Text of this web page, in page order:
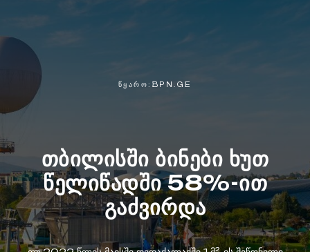
ᲬᲧᲐᲠᲝ:BPN.GE
თბილისში ბინები ხუთ
წელიწადში 58%-ით
გაძვირდა